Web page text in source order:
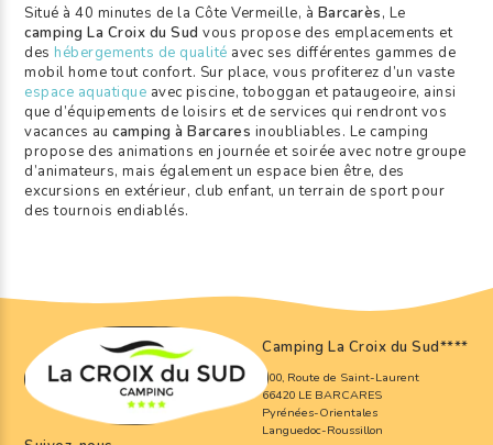
Situé à 40 minutes de la Côte Vermeille, à Barcarès, Le
camping La Croix du Sud vous propose des emplacements et
des hébergements de qualité avec ses différentes gammes de
mobil home tout confort. Sur place, vous profiterez d’un vaste
espace aquatique avec piscine, toboggan et pataugeoire, ainsi
que d’équipements de loisirs et de services qui rendront vos
vacances aucamping à Barcares inoubliables. Le camping
propose des animations en journée et soirée avec notre groupe
d’animateurs, mais également un espace bien être, des
excursions en extérieur, club enfant, un terrain de sport pour
des tournois endiablés.
Camping La Croix du Sud****
800, Route de Saint-Laurent
66420 LE BARCARES
Pyrénées-Orientales
Languedoc-Roussillon